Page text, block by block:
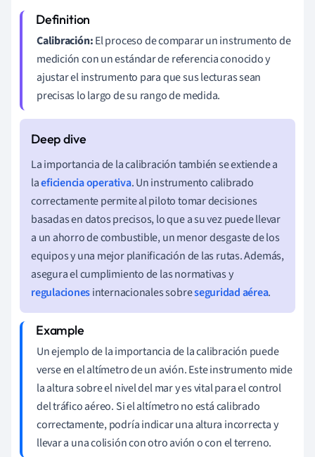
Calibración:El proceso de comparar un instrumento de
medición con un estándar de referencia conocido y
ajustar el instrumento para que sus lecturas sean
precisas lo largo de su rango de medida.
La importancia de la calibración también se extiende a
laeficiencia operativa. Un instrumento calibrado
correctamente permite al piloto tomar decisiones
basadas en datos precisos, lo que a su vez puede llevar
a un ahorro de combustible, un menor desgaste de los
equipos y una mejor planificación de las rutas. Además,
asegura el cumplimiento de las normativas y
regulacionesinternacionales sobreseguridad aérea.
Un ejemplo de la importancia de la calibración puede
verse en el altímetro de un avión. Este instrumento mide
la altura sobre el nivel del mar y es vital para el control
del tráfico aéreo. Si el altímetro no está calibrado
correctamente, podría indicar una altura incorrecta y
llevar a una colisión con otro avión o con el terreno.